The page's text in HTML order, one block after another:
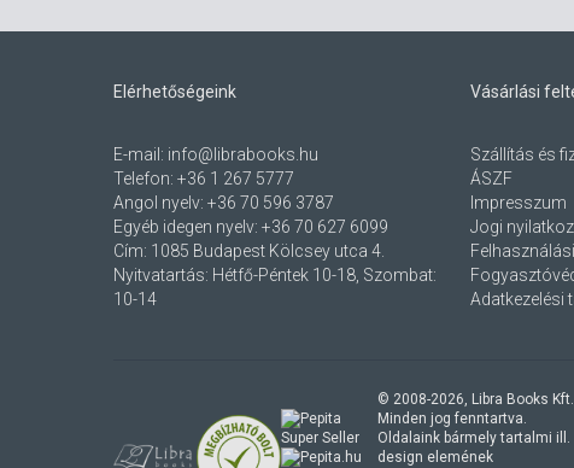
Elérhetőségeink
E-mail: info@librabooks.hu
Telefon: +36 1 267 5777
Angol nyelv: +36 70 596 3787
Egyéb idegen nyelv: +36 70 627 6099
Cím: 1085 Budapest Kölcsey utca 4.
Nyitvatartás: Hétfő-Péntek 10-18, Szombat:
10-14
Vásárlási
Szállítás és
ÁSZF
Impresszum
Jogi
Adatkezelési
© 2008-2026, Libra Books Kft.
Minden jog fenntartva.
Oldalaink bármely tartalmi ill.
design elemének